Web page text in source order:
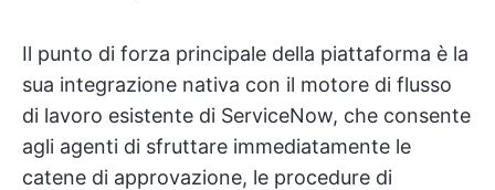
Il punto di forza principale della piattaforma è la
sua integrazione nativa con il motore di flusso
di lavoro esistente di ServiceNow, che consente
agli agenti di sfruttare immediatamente le
catene di approvazione, le procedure di